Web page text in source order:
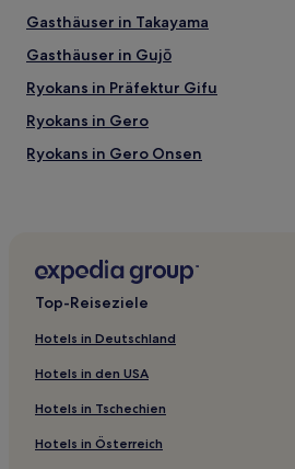
Gasthäuser in Takayama
Gasthäuser in Gujō
Ryokans in Präfektur Gifu
Ryokans in Gero
Ryokans in Gero Onsen
2-Sterne-Hotels in Gujō
3-Sterne-Hotels in Shitajima Onsen
Hotels mit Parkplatz in Gero Onsen
Hotels mit Wellnessbereich in Gero
Hotels mit inbegriffenem Frühstück
Hotels mit Pool in Takayama
Top-Reiseziele
Hotels in Deutschland
Hotels in den USA
Hotels in Tschechien
Hotels in Österreich